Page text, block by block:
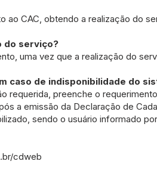
ao CAC, obtendo a realização do
do serviço?
uma vez que a realização do
caso de indisponibilidade do
requerida, preenche o
a emissão da Declaração de
sendo o usuário informado
cdweb